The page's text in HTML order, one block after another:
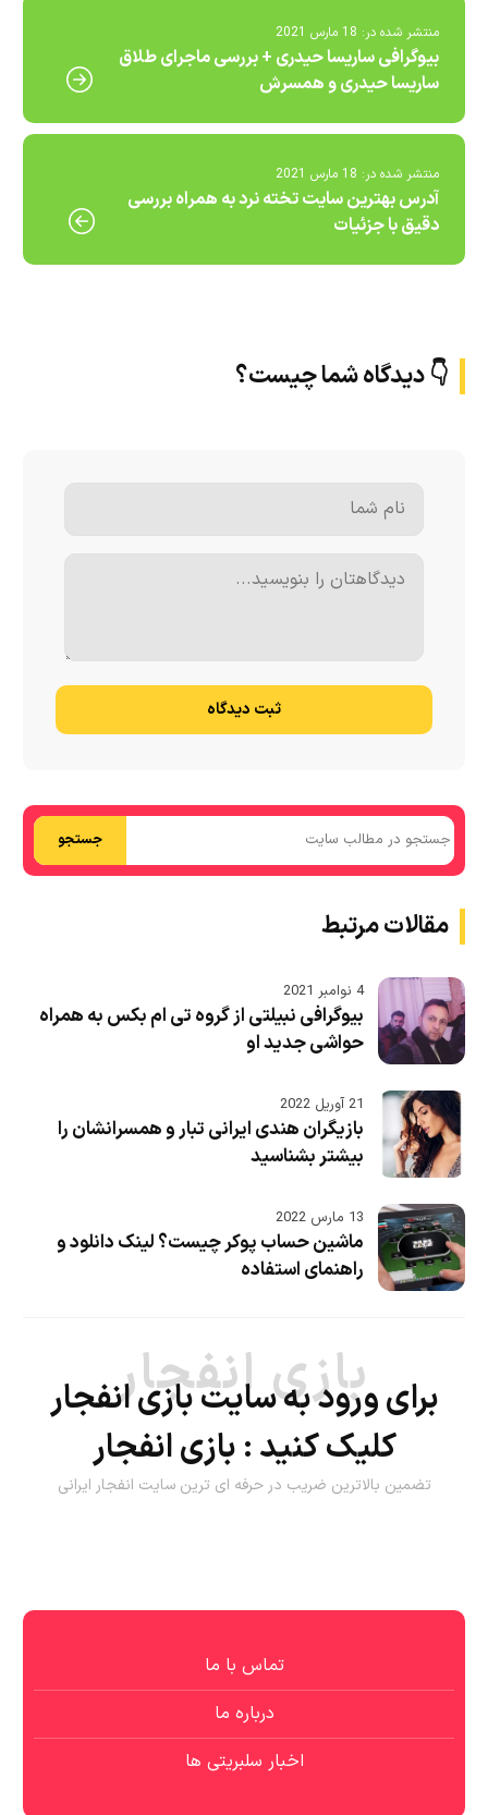
منتشر شده در: 18 مارس 2021
بیوگرافی ساریسا حیدری + بررسی ماجرای طلاق
ساریسا حیدری و همسرش
منتشر شده در: 18 مارس 2021
آدرس بهترین سایت تخته نرد به همراه بررسی
دقیق با جزئیات
👇 دیدگاه شما چیست؟
ثبت دیدگاه
جستجو
مقالات مرتبط
4 نوامبر 2021
بیوگرافی نبیلتی از گروه تی ام بکس به همراه
حواشی جدید او
21 آوریل 2022
بازیگران هندی ایرانی تبار و همسرانشان را
بیشتر بشناسید
13 مارس 2022
ماشین حساب پوکر چیست؟ لینک دانلود و
راهنمای استفاده
بازی انفجار
برای ورود به سایت بازی انفجار
کلیک کنید : بازی انفجار
تضمین بالاترین ضریب در حرفه ای ترین سایت انفجار ایرانی
تماس با ما
درباره ما
اخبار سلبریتی ها